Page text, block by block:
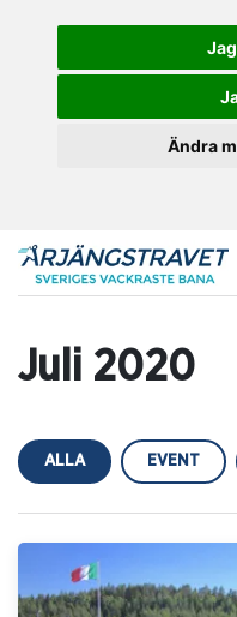
Ändra
Juli 2020
ALLA EVENT